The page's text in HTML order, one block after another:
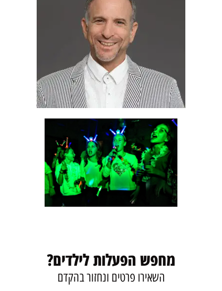
מחפש הפעלות לילדים?
השאירו פרטים ונחזור בהקדם